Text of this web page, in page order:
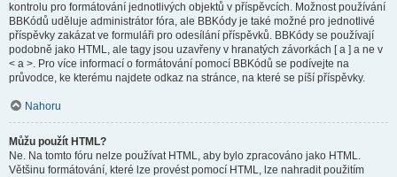
kontrolu pro formátování jednotlivých objektů v příspěvcích. Možnost používání
BBKódů uděluje administrátor fóra, ale BBKódy je také možné pro jednotlivé
příspěvky zakázat ve formuláři pro odesílání příspěvků. BBKódy se používají
podobně jako HTML, ale tagy jsou uzavřeny v hranatých závorkách [ a ] a ne v
< a >. Pro více informací o formátování pomocí BBKódů se podívejte na
průvodce, ke kterému najdete odkaz na stránce, na které se píší příspěvky.
Nahoru
Můžu použít HTML?
Ne. Na tomto fóru nelze používat HTML, aby bylo zpracováno jako HTML.
Většinu formátování, které lze provést pomocí HTML, lze nahradit použitím